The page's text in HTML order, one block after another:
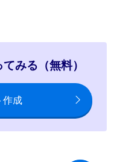
みる（無料）
作成